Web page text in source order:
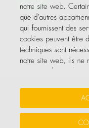
Vos données sont
© Tous droits
notre site web.
que d'autres
qui fournissent des
cookies peuvent être
techniques sont
notre site web, ils ne
goûts et intérêts